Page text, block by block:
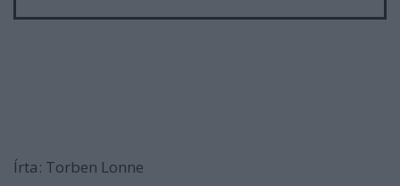
Írta: Torben Lonne